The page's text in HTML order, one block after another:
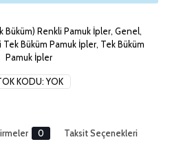
KODU:YOK
Büküm) Renkli Pamuk İpler, Genel,
Tek Büküm Pamuk İpler, Tek Büküm
Pamuk İpler
0 Taksit Seçenekleri